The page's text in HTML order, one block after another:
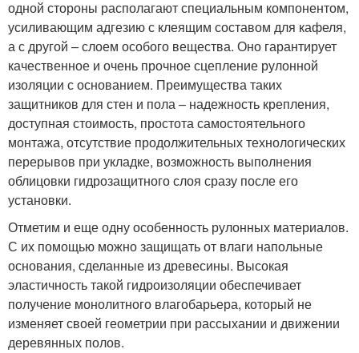
одной стороны располагают специальным компонентом,
усиливающим адгезию с клеящим составом для кафеля,
а с другой – слоем особого вещества. Оно гарантирует
качественное и очень прочное сцепление рулонной
изоляции с основанием. Преимущества таких
защитников для стен и пола – надежность крепления,
доступная стоимость, простота самостоятельного
монтажа, отсутствие продолжительных технологических
перерывов при укладке, возможность выполнения
облицовки гидрозащитного слоя сразу после его
установки.
Отметим и еще одну особенность рулонных материалов.
С их помощью можно защищать от влаги напольные
основания, сделанные из древесины. Высокая
эластичность такой гидроизоляции обеспечивает
получение монолитного влагобарьера, который не
изменяет своей геометрии при рассыхании и движении
деревянных полов.